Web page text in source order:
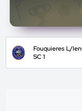
Fouquieres L/
SC 1